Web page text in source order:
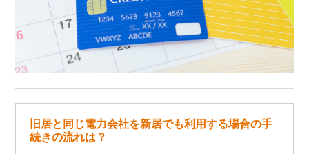
旧居と同じ電力会社を新居でも利用する場合の手
続きの流れは？